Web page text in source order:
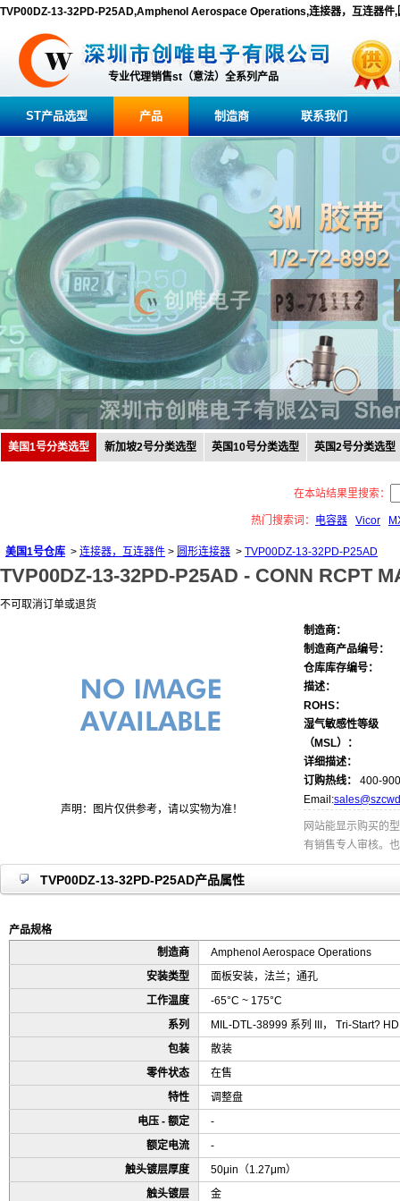
TVP00DZ-13-32PD-P25AD,Amphenol Aerospace Operations,连接器，互连器件,
专业代理销售st（意法）全系列产品
ST产品选型 产品 制造商 联系我们
美国1号分类选型 新加坡2号分类选型 英国10号分类选型 英国2号分类选型
在本站结果里搜索：
热门搜索词： 电容器 Vicor
美国1号仓库 > 连接器，互连器件 > 圆形连接器 > TVP00DZ-13-32PD-P25AD
TVP00DZ-13-32PD-P25AD - CONN RCPT
不可取消订单或退货
声明：图片仅供参考，请以实物为准！
制造商：
制造商产品编号：
仓库库存编号：
描述：
ROHS：
湿气敏感性等级
（MSL）：
详细描述：
订购热线：
400-
Email:
网站能显示购买的
有销售专人审核。
TVP00DZ-13-32PD-P25AD产品属性
产品规格
制造商
Amphenol Aerospace Operations
安装类型
面板安装，法兰；通孔
工作温度
-65°C ~ 175°C
系列
MIL-DTL-38999 系列 III， Tri-Start? HD
包装
散装
零件状态
在售
特性
调整盘
电压 - 额定
-
额定电流
-
触头镀层厚度
50μin（1.27μm）
触头镀层
金